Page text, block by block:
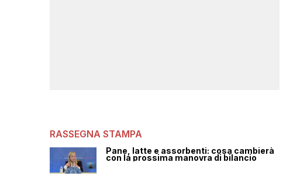
RASSEGNA STAMPA
Pane, latte e assorbenti: cosa cambierà
con la prossima manovra di bilancio